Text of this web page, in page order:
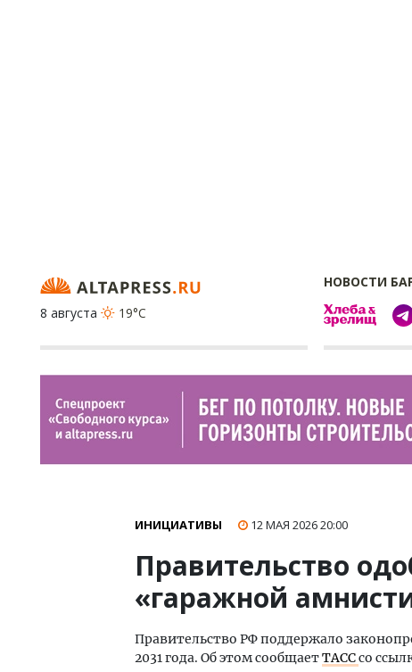
НОВОСТИ
8 августа
19°C
ИНИЦИАТИВЫ 12 МАЯ 202620:00
Правительство
«гаражной
Правительство РФ поддержало
2031 года. Об этом сообщаетТАССсо